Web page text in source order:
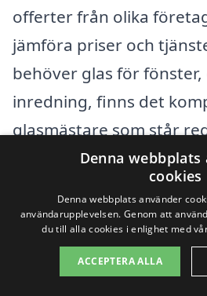
offerter från olika
jämföra priser och
behöver glas för
inredning, finns det
glasmästare som står
Flera städer i närheten
erbjuder också erfarna
är några av dessa
glasmästare:
Denna webbplats
cookies
Denna webbplats använder
användarupplevelsen. Genom att
du till alla cookies i enlighet med
ACCEPTERA ALLA